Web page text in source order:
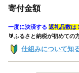
寄付金額
一度に決済する 返礼品数は
🔰ふるさと納税が初めての
仕組みについて知